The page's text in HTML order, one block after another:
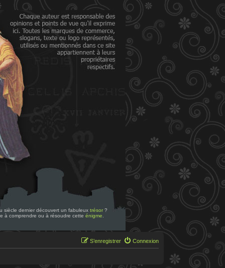
siècle dernier découvert un fabuleux trésor ?
à comprendre ou à résoudre cette énigme
Connexion
S’enregistrer